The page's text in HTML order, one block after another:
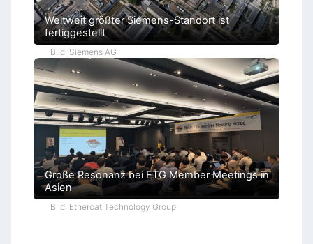
Weltweit größter Siemens-Standort ist
fertiggestellt
Bild: Siemens AG
Große Resonanz bei ETG Member Meetings in
Asien
Bild: Ethercat Technology Group